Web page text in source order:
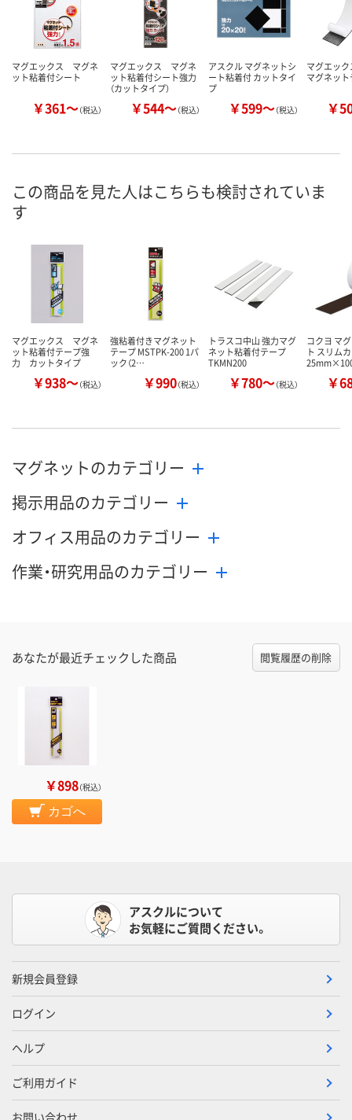
マグエックス マグネ
ット粘着付シート
￥361～（税込）
マグエックス マグネ
ット粘着付シート強力
（カットタイプ）
￥544～（税込）
アスクル マグネットシ
ート粘着付 カットタイ
プ
￥599～（税込）
マグエッ
マグネッ
￥
この商品を見た人はこちらも検討されていま
す
マグエックス マグネ
ット粘着付テープ強
力 カットタイプ
￥938～（税込）
強粘着付きマグネット
テープ MSTPK-200 1パ
ック（2…
￥990（税込）
トラスコ中山 強力マグ
ネット粘着付テープ
TKMN200
￥780～（税込）
コクヨ マ
ト スリム
￥
マグネットのカテゴリー
掲示用品のカテゴリー
オフィス用品のカテゴリー
作業・研究用品のカテゴリー
あなたが最近チェックした商品 閲覧履歴の削除
￥898（税込）
カゴへ
アスクルについて
お気軽にご質問ください。
新規会員登録
ログイン
ヘルプ
ご利用ガイド